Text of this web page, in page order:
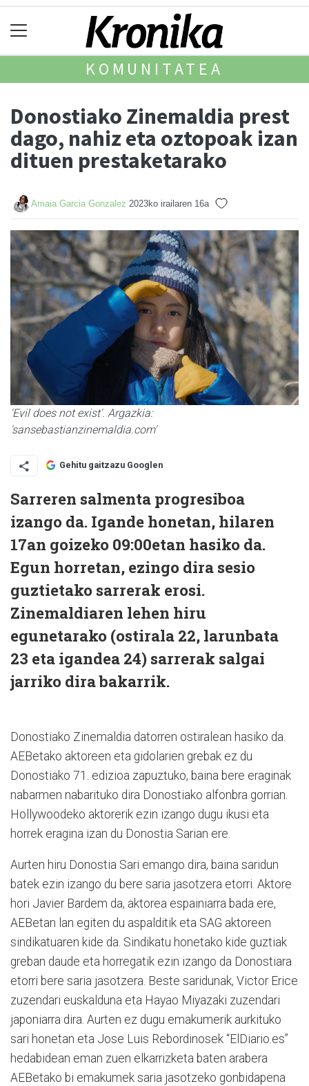
KOMUNITATEA
Donostiako Zinemaldia prest
dago, nahiz eta oztopoak izan
dituen prestaketarako
Amaia Garcia Gonzalez 2023ko irailaren 16a
'Evil does not exist'. Argazkia:
'sansebastianzinemaldia.com'
Gehitu gaitzazu Googlen
Sarreren salmenta progresiboa
izango da. Igande honetan, hilaren
17an goizeko 09:00etan hasiko da.
Egun horretan, ezingo dira sesio
guztietako sarrerak erosi.
Zinemaldiaren lehen hiru
egunetarako (ostirala 22, larunbata
23 eta igandea 24) sarrerak salgai
jarriko dira bakarrik.
Donostiako Zinemaldia datorren ostiralean hasiko da.
AEBetako aktoreen eta gidolarien grebak ez du
Donostiako 71. edizioa zapuztuko, baina bere eraginak
nabarmen nabarituko dira Donostiako alfonbra gorrian.
Hollywoodeko aktorerik ezin izango dugu ikusi eta
horrek eragina izan du Donostia Sarian ere.
Aurten hiru Donostia Sari emango dira, baina saridun
batek ezin izango du bere saria jasotzera etorri. Aktore
hori Javier Bardem da, aktorea espainiarra bada ere,
AEBetan lan egiten du aspalditik eta SAG aktoreen
sindikatuaren kide da. Sindikatu honetako kide guztiak
greban daude eta horregatik ezin izango da Donostiara
etorri bere saria jasotzera. Beste saridunak, Victor Erice
zuzendari euskalduna eta Hayao Miyazaki zuzendari
japoniarra dira. Aurten ez dugu emakumerik aurkituko
sari honetan eta Jose Luis Rebordinosek “ElDiario.es”
hedabidean eman zuen elkarrizketa baten arabera
AEBetako bi emakumek saria jasotzeko gonbidapena